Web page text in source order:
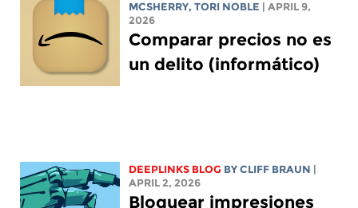
MCSHERRY,TORI NOBLE
| APRIL 9,
2026
Comparar precios no es
un delito (informático)
DEEPLINKS BLOG BY CLIFF BRAUN
APRIL 2, 2026
Bloquear impresiones